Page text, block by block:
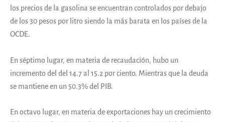
los precios de la gasolina se encuentran controlados por debajo
de los 30 pesos por litro siendo la más barata en los países de la
OCDE.
En séptimo lugar, en materia de recaudación, hubo un
incremento del del 14.7 al 15.2 por ciento. Mientras que la deuda
se mantiene en un 50.3% del PIB.
En octavo lugar, en materia de exportaciones hay un crecimiento